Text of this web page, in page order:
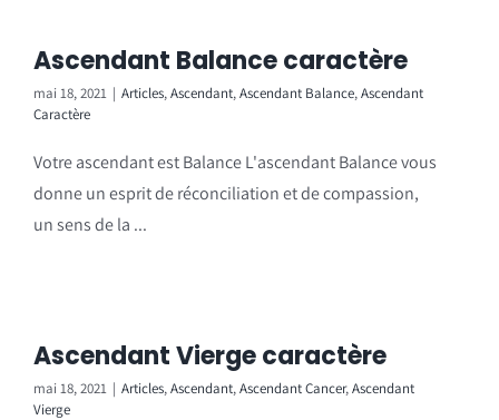
Ascendant Balance caractère
mai 18, 2021 | Articles,Ascendant,Ascendant Balance,Ascendant
Caractère
Votre ascendant est Balance L'ascendant Balance vous
donne un esprit de réconciliation et de compassion,
un sens de la ...
Ascendant Vierge caractère
mai 18, 2021 | Articles,Ascendant,Ascendant Cancer,Ascendant
Vierge